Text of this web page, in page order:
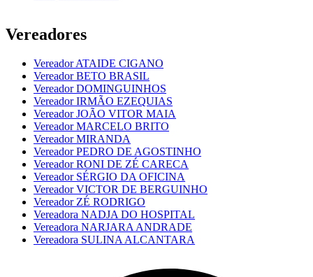
Vereadores
Vereador ATAIDE CIGANO
Vereador BETO BRASIL
Vereador DOMINGUINHOS
Vereador IRMÃO EZEQUIAS
Vereador JOÃO VITOR MAIA
Vereador MARCELO BRITO
Vereador MIRANDA
Vereador PEDRO DE AGOSTINHO
Vereador RONI DE ZÉ CARECA
Vereador SÉRGIO DA OFICINA
Vereador VICTOR DE BERGUINHO
Vereador ZÉ RODRIGO
Vereadora NADJA DO HOSPITAL
Vereadora NARJARA ANDRADE
Vereadora SULINA ALCANTARA